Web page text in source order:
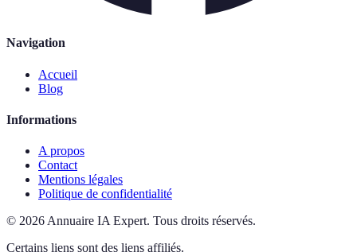
Navigation
Accueil
Blog
Informations
A propos
Contact
Mentions légales
Politique de confidentialité
© 2026 Annuaire IA Expert. Tous droits réservés.
Certains liens sont des liens affiliés.